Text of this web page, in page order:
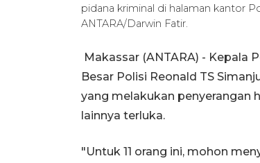
pidana kriminal di halaman kantor
ANTARA/Darwin Fatir.
Makassar (ANTARA) - Kepala
Besar Polisi Reonald TS
yang melakukan penyerangan
lainnya terluka.
"Untuk 11 orang ini, mohon